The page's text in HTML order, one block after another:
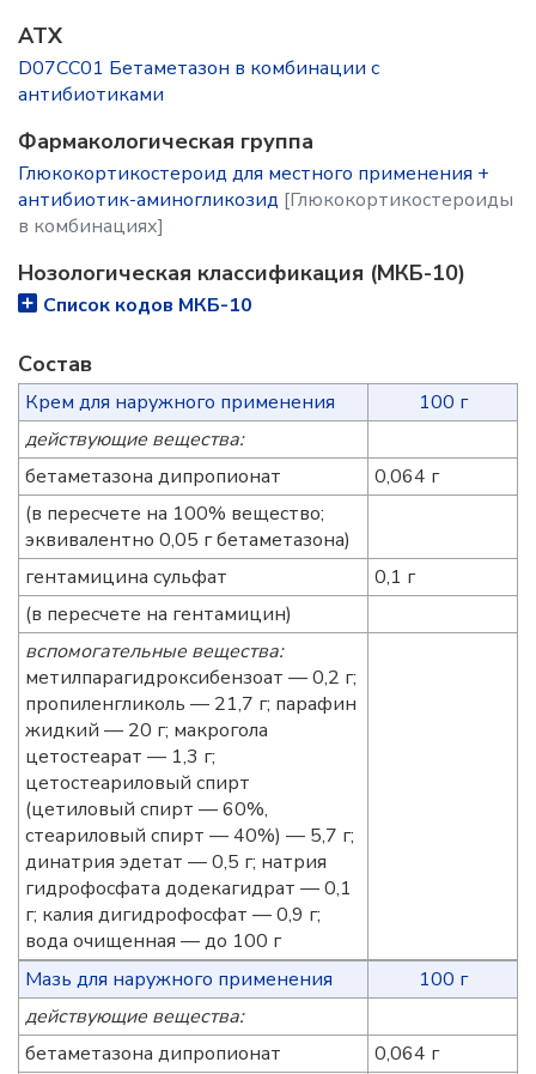
ATX
D07CC01 Бетаметазон в комбинации с
антибиотиками
Фармакологическая группа
Глюкокортикостероид для местного применения +
антибиотик-аминогликозид [Глюкокортикостероиды
в комбинациях]
Нозологическая классификация (МКБ-10)
Список кодов МКБ-10
Состав
Крем для наружного применения
100 г
действующие вещества:
бетаметазона дипропионат
0,064 г
(в пересчете на 100% вещество;
эквивалентно 0,05 г бетаметазона)
гентамицина сульфат
0,1 г
(в пересчете на гентамицин)
вспомогательные вещества:
метилпарагидроксибензоат — 0,2 г;
пропиленгликоль — 21,7 г; парафин
жидкий — 20 г; макрогола
цетостеарат — 1,3 г;
цетостеариловый спирт
(цетиловый спирт — 60%,
стеариловый спирт — 40%) — 5,7 г;
динатрия эдетат — 0,5 г; натрия
гидрофосфата додекагидрат — 0,1
г; калия дигидрофосфат — 0,9 г;
вода очищенная — до 100 г
Мазь для наружного применения
100 г
действующие вещества:
бетаметазона дипропионат
0,064 г